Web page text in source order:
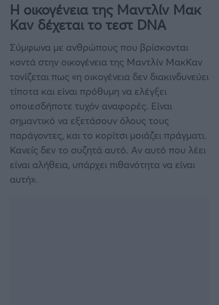
Η οικογένεια της Μαντλίν Μακ
Καν δέχεται το τεστ DNA
Σύμφωνα με ανθρώπους που βρίσκονται
κοντά στην οικογένεια της Μαντλίν ΜακΚαν
τονίζεται πως «η οικογένεια δεν διακινδυνεύει
τίποτα και είναι πρόθυμη να ελέγξει
οποιεσδήποτε τυχόν αναφορές. Είναι
σημαντικό να εξετάσουν όλους τους
παράγοντες, και το κορίτσι μοιάζει πράγματι.
Κανείς δεν το συζητά αυτό. Αν αυτό που λέει
είναι αλήθεια, υπάρχει πιθανότητα να είναι
αυτή».